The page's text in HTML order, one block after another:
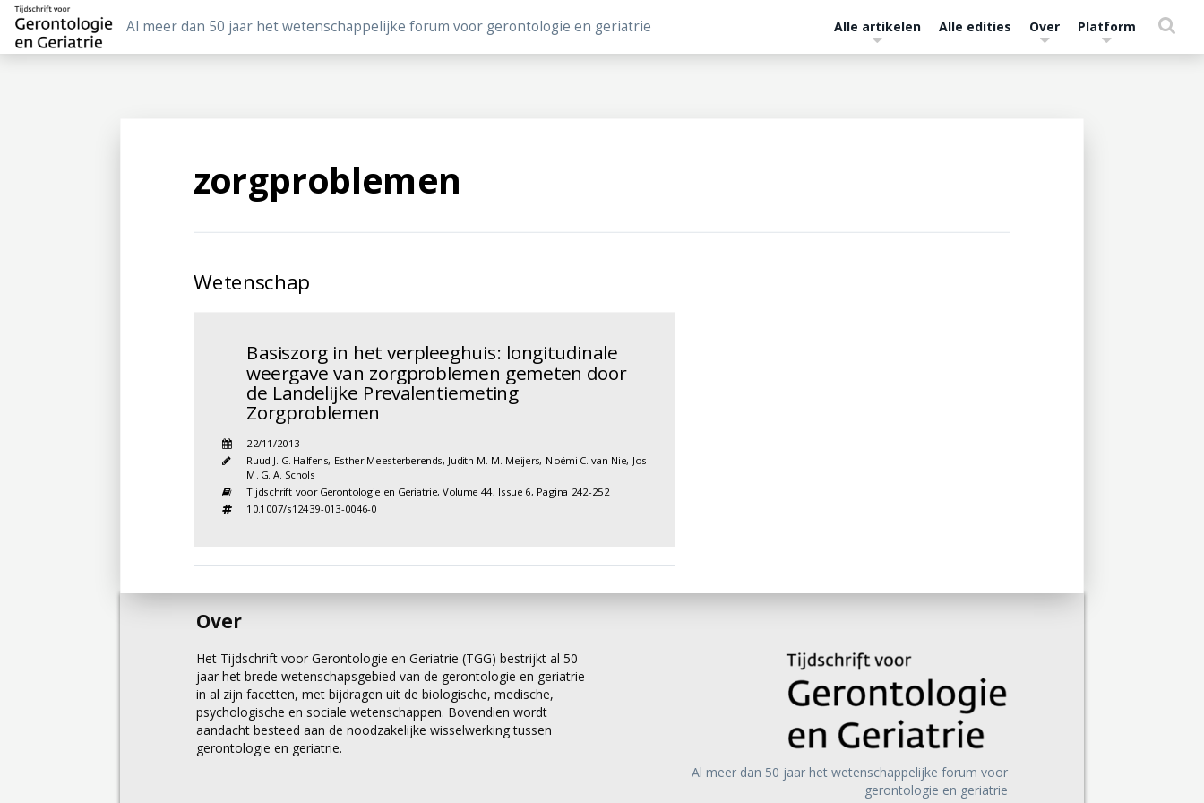
Al meer dan 50 jaar het wetenschappelijke forum voor gerontologie en geriatrie Alle artikelen Alle edities Over Platform
zorgproblemen
Wetenschap
Basiszorg in het verpleeghuis: longitudinale
weergave van zorgproblemen gemeten door
de Landelijke Prevalentiemeting
Zorgproblemen
22/11/2013
Ruud J. G. Halfens, Esther Meesterberends, Judith M. M. Meijers, Noémi C. van Nie, Jos
M. G. A. Schols
Tijdschrift voor Gerontologie en Geriatrie,Volume 44, Issue 6, Pagina 242-252
10.1007/s12439-013-0046-0
Over
Het Tijdschrift voor Gerontologie en Geriatrie (TGG) bestrijkt al 50
jaar het brede wetenschapsgebied van de gerontologie en geriatrie
in al zijn facetten, met bijdragen uit de biologische, medische,
psychologische en sociale wetenschappen. Bovendien wordt
aandacht besteed aan de noodzakelijke wisselwerking tussen
gerontologie en geriatrie.
Al meer dan 50 jaar het wetenschappelijke forum voor
gerontologie en geriatrie